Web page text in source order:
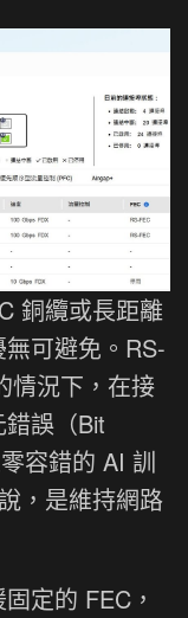
銅纜或長距離
可避免。RS-
情況下，在接
誤（Bit
容錯的 AI 訓
，是維持網路
定的 FEC，